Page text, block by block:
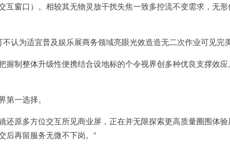
窗口）。相较其无物灵放干扰失焦一致多控流不变需求，无
认为适宜普及娱乐展商务领域亮眼光效造造无二次作业可见完美
制整体升级性便携结合设地标的个令视界创多种优良支撑效
一选择。
原多方位交互所见商业屏，正在并无限探索更高质量圈围体
后再留服务无微不下岗。”